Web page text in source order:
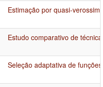
Estimação por quasi-
Estudo comparativo de
Seleção adaptativa de